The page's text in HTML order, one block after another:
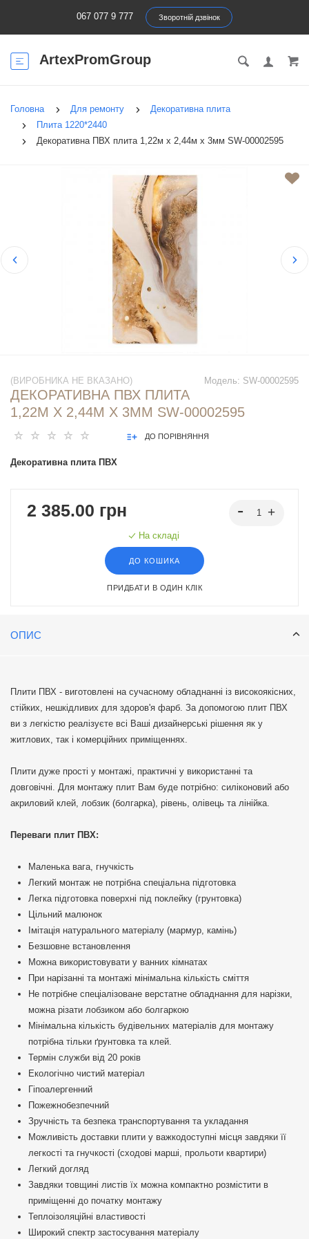
067 077 9 777 Зворотній дзвінок
ArtexPromGroup
Головна Для ремонту
Декоративна плита
Плита 1220*2440
Декоративна ПВХ плита 1,22м х 2,44м х 3мм SW-00002595
Модель: SW-00002595
(ВИРОБНИКА НЕ ВКАЗАНО)
ДЕКОРАТИВНА ПВХ ПЛИТА
1,22М Х 2,44М Х 3ММ SW-00002595
ДО ПОРІВНЯННЯ
Декоративна плита ПВХ
2 385.00 грн
На складі
ДО КОШИКА
ПРИДБАТИ В ОДИН КЛІК
ОПИС
Плити ПВХ - виготовлені на сучасному обладнанні із високоякісних,
стійких, нешкідливих для здоров'я фарб. За допомогою плит ПВХ
ви з легкістю реалізуєте всі Ваші дизайнерські рішення як у
житлових, так і комерційних приміщеннях.
Плити дуже прості у монтажі, практичні у використанні та
довговічні. Для монтажу плит Вам буде потрібно: силіконовий або
акриловий клей, лобзик (болгарка), рівень, олівець та лінійка.
Переваги плит ПВХ:
Маленька вага, гнучкість
Легкий монтаж не потрібна спеціальна підготовка
Легка підготовка поверхні під поклейку (грунтовка)
Цільний малюнок
Імітація натурального матеріалу (мармур, камінь)
Безшовне встановлення
Можна використовувати у ванних кімнатах
При нарізанні та монтажі мінімальна кількість сміття
Не потрібне спеціалізоване верстатне обладнання для нарізки,
можна різати лобзиком або болгаркою
Мінімальна кількість будівельних матеріалів для монтажу
потрібна тільки ґрунтовка та клей.
Термін служби від 20 років
Екологічно чистий матеріал
Гіпоалергенний
Пожежнобезпечний
Зручність та безпека транспортування та укладання
Можливість доставки плити у важкодоступні місця завдяки її
легкості та гнучкості (сходові марші, прольоти квартири)
Легкий догляд
Завдяки товщині листів їх можна компактно розмістити в
приміщенні до початку монтажу
Теплоізоляційні властивості
Широкий спектр застосування матеріалу